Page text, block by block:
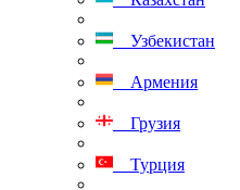
Узбекистан
Армения
Грузия
Турция